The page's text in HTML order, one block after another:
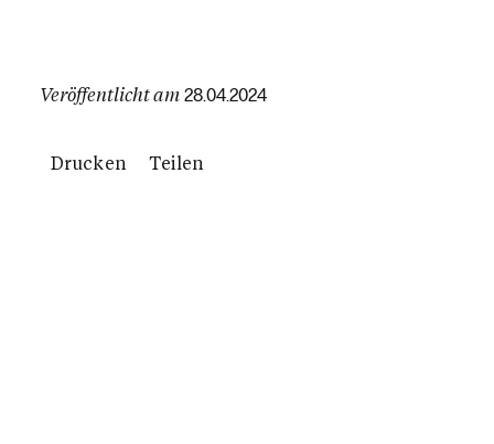
Veröffentlicht am 28.04.2024
Drucken Teilen